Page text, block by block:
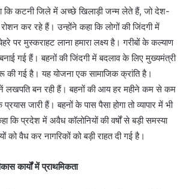
कि कटनी जिले में अच्छे खिलाड़ी जन्म लेते हैं, जो देश-
कर रहे हैं। उन्होंने कहा कि लोगों की जिंदगी में
पर मुस्कराहट लाना हमारा लक्ष्य है। गरीबों के कल्याण
गई हैं। बहनों की जिंदगी में बदलाव के लिए मुख्यमंत्री
की गई है। यह योजना एक सामाजिक क्रांति है।
लखपति बन रही हैं। बहनों की आय हर महीने कम से कम
जारी हैं। बहनों के पास पैसा होगा तो व्यापार में भी
कि प्रदेश में अवैध कॉलोनियों की वर्षों से बड़ी समस्या
को वैध कर नागरिकों को बड़ी राहत दी गई है।
कार्यों में प्राथमिकता